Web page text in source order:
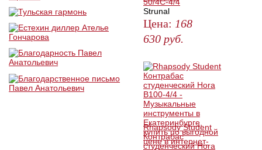
Strunal
Цена: 168
630 руб.
Rhapsody Student
Контрабас
студенческий Hora